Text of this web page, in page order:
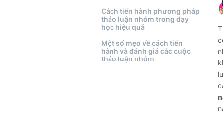
Cách tiến hành phương pháp
thảo luận nhóm trong dạy
học hiệu quả
Một số mẹo về cách tiến
hành và đánh giá các cuộc
thảo luận nhóm